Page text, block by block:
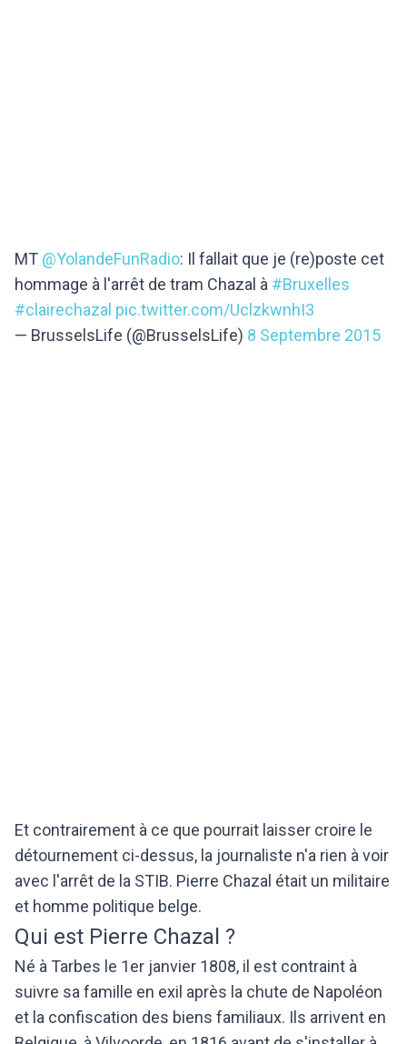
MT @YolandeFunRadio: Il fallait que je (re)poste cet
hommage à l'arrêt de tram Chazal à #Bruxelles
#clairechazal pic.twitter.com/UclzkwnhI3
— BrusselsLife (@BrusselsLife) 8 Septembre 2015
Et contrairement à ce que pourrait laisser croire le
détournement ci-dessus, la journaliste n'a rien à voir
avec l'arrêt de la STIB. Pierre Chazal était un militaire
et homme politique belge.
Qui est Pierre Chazal ?
Né à Tarbes le 1er janvier 1808, il est contraint à
suivre sa famille en exil après la chute de Napoléon
et la confiscation des biens familiaux. Ils arrivent en